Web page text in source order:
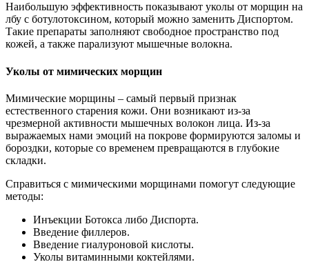
Наибольшую эффективность показывают уколы от морщин на
лбу с ботулотоксином, который можно заменить Диспортом.
Такие препараты заполняют свободное пространство под
кожей, а также парализуют мышечные волокна.
Уколы от мимических морщин
Мимические морщины – самый первый признак
естественного старения кожи. Они возникают из-за
чрезмерной активности мышечных волокон лица. Из-за
выражаемых нами эмоций на покрове формируются заломы и
бороздки, которые со временем превращаются в глубокие
складки.
Справиться с мимическими морщинами помогут следующие
методы:
Инъекции Ботокса либо Диспорта.
Введение филлеров.
Введение гиалуроновой кислоты.
Уколы витаминными коктейлями.